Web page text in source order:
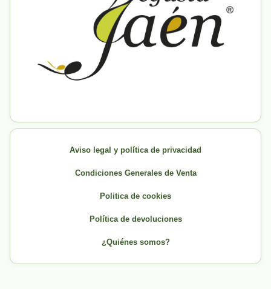
Aviso legal y política de privacidad
Condiciones Generales de Venta
Politica de cookies
Política de devoluciones
¿Quiénes somos?